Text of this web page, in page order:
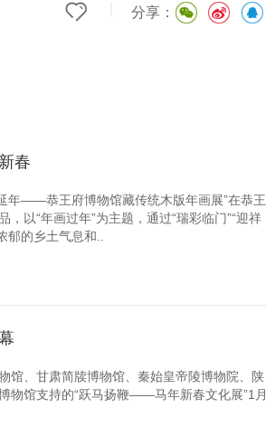
分享：
春
年——恭王府博物馆藏传统木版年画展”在恭王
以“年画过年”为主题，通过“瑞彩临门”“迎祥
郁的乡土气息和..
馆、甘肃简牍博物馆、秦始皇帝陵博物院、陕
物馆支持的“跃马扬鞭——马年新春文化展”1月